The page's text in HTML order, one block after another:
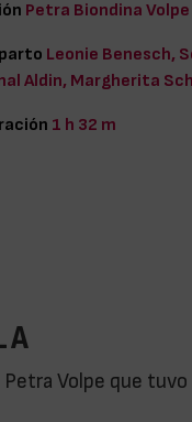
Petra Biondina Volpe
Leonie Benesch,
Aldin, Margherita
1 h 32 m
Volpe que tuvo